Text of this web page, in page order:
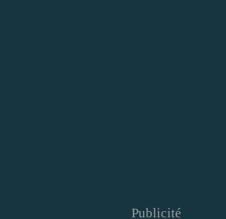
Publicité